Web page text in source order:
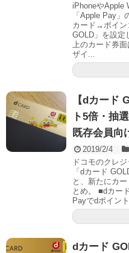
iPhoneやApple
「Apple Pay
カード→ポイン
GOLD」を設定
上のカード券
ザイ...
【dカード
ト5倍・抽
既存会員向
2019/2/4
ドコモのクレ
「dカード
と、新たにカ
とめ。 ■dカー
Payでdポイン
dカード